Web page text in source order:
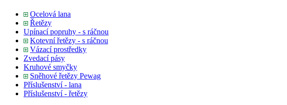
Ocelová lana
Řetězy
Upínací popruhy - s ráčnou
Kotevní řetězy - s ráčnou
Vázací prostředky
Zvedací pásy
Kruhové smyčky
Sněhové řetězy Pewag
Příslušenství - lana
Příslušenství - řetězy